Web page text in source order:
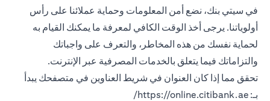
في سيتي بنك، نضع أمن المعلومات وحماية عملائنا على رأس
أولوياتنا. يرجى أخذ الوقت الكافي لمعرفة ما يمكنك القيام به
لحماية نفسك من هذه المخاطر، والتعرف على واجباتك
والتزاماتك فيما يتعلق بالخدمات المصرفية عبر الإنترنت.
تحقق مما إذا كان العنوان في شريط العناوين في متصفحك يبدأ
بـ: https://online.citibank.ae/